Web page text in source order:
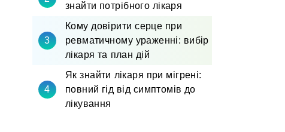
знайти потрібного лікаря
Кому довірити серце при
ревматичному ураженні: вибір
лікаря та план дій
Як знайти лікаря при мігрені:
повний гід від симптомів до
лікування